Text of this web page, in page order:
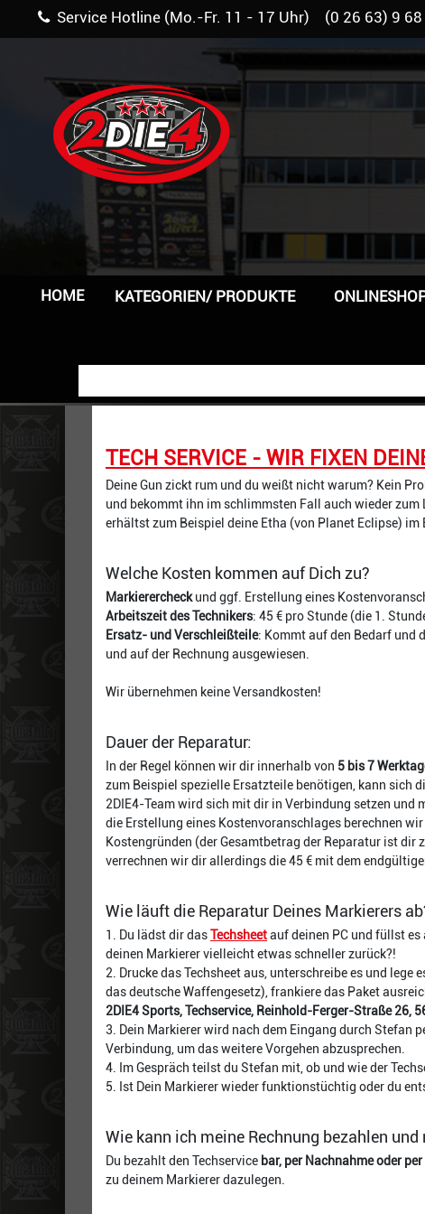
Service Hotline (Mo.-Fr. 11 - 17 Uhr) (0 26 63) 9 68
HOME KATEGORIEN/ PRODUKTE
TECH SERVICE - WIR FIXEN
Deine Gun zickt rum und du weißt nicht warum? Kein
und bekommt ihn im schlimmsten Fall auch wieder
erhältst zum Beispiel deine Etha (von Planet Eclipse)
Welche Kosten kommen auf Dich zu?
Markierercheckund ggf. Erstellung eines
Arbeitszeit des Technikers: 45 € pro Stunde (die 1.
Ersatz- und Verschleißteile: Kommt auf den Bedarf und
und auf der Rechnung ausgewiesen.
Wir übernehmen keine Versandkosten!
Dauer der Reparatur:
In der Regel können wir dir innerhalb von 5 bis 7
zum Beispiel spezielle Ersatzteile benötigen, kann sich
2DIE4-Team wird sich mit dir in Verbindung setzen und
die Erstellung eines Kostenvoranschlages berechnen
Kostengründen (der Gesamtbetrag der Reparatur ist
verrechnen wir dir allerdings die 45 € mit dem
Wie läuft die Reparatur Deines Markierers
1. Du lädst dir dasTechsheetauf deinen PC und füllst
deinen Markierer vielleicht etwas schneller zurück?!
2. Drucke das Techsheet aus, unterschreibe es und
das deutsche Waffengesetz), frankiere das Paket
2DIE4 Sports, Techservice, Reinhold-Ferger-Straße 26,
3. Dein Markierer wird nach dem Eingang durch Stefan
Verbindung, um das weitere Vorgehen abzusprechen.
4. Im Gespräch teilst du Stefan mit, ob und wie der
5. Ist Dein Markierer wieder funktionstüchtig oder du
Wie kann ich meine Rechnung bezahlen
Du bezahlt den Techservice bar, per Nachnahme oder
zu deinem Markierer dazulegen.